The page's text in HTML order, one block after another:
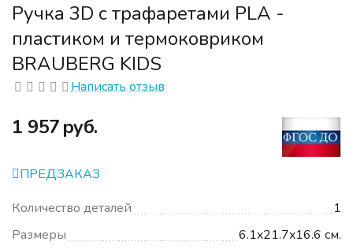
Ручка 3D с трафаретами PLA -
пластиком и термоковриком
BRAUBERG KIDS
Написать отзыв
‍1 957‍руб.
ПРЕДЗАКАЗ
Количество деталей
1
Размеры
6.1x21.7x16.6 см.